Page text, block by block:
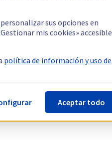
sus opciones en
mis cookies» accesible
política de información y uso de
Aceptar todo